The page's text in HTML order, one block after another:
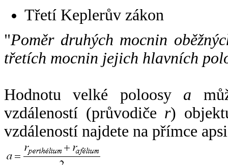
Třetí Keplerův zákon
"Poměr druhých mocnin
třetích mocnin jejich hlavních
Hodnotu velké poloosy a
vzdáleností (průvodiče r)
vzdáleností najdete na přímce